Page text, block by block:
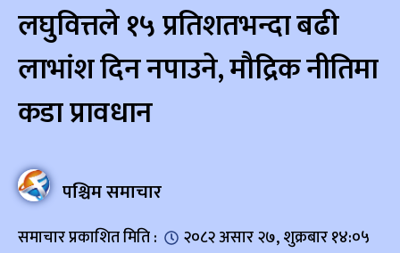
लघुवित्तले १५ प्रतिशतभन्दा बढी
लाभांश दिन नपाउने, मौद्रिक नीतिमा
कडा प्रावधान
पश्चिम समाचार
समाचार प्रकाशित मिति : २०८२ असार २७, शुक्रबार १४:०५